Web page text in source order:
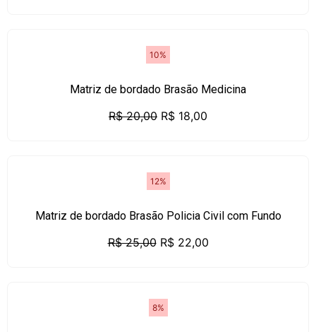
10%
Matriz de bordado Brasão Medicina
R$20,00 R$ 18,00
12%
Matriz de bordado Brasão Policia Civil com Fundo
R$25,00 R$22,00
8%